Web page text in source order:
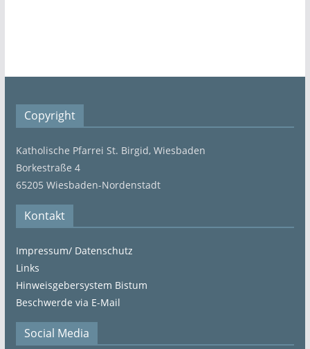
Copyright
Katholische Pfarrei St. Birgid, Wiesbaden
Borkestraße 4
65205 Wiesbaden-Nordenstadt
Kontakt
Impressum/ Datenschutz
Links
Hinweisgebersystem Bistum
Beschwerde via E-Mail
Social Media